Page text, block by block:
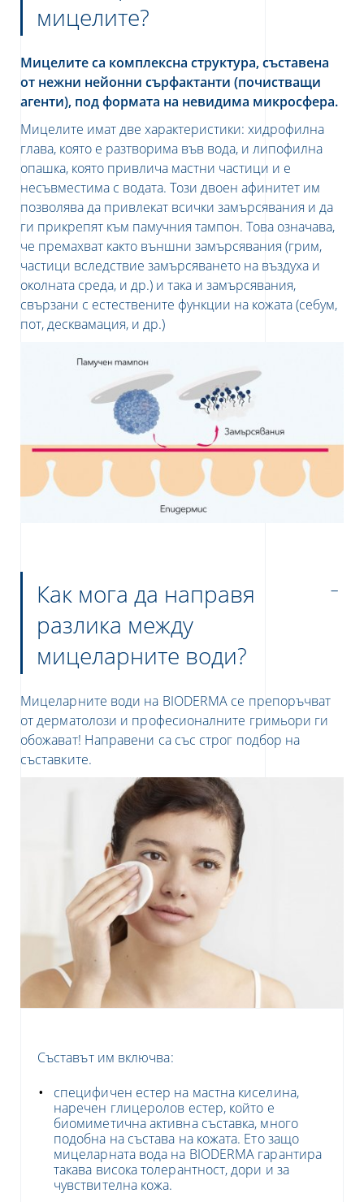
мицелите?
Мицелите са комплексна структура, съставена
от нежни нейонни сърфактанти (почистващи
агенти), под формата на невидима микросфера.
Мицелите имат две характеристики: хидрофилна
глава, която е разтворима във вода, и липофилна
опашка, която привлича мастни частици и е
несъвместима с водата. Този двоен афинитет им
позволява да привлекат всички замърсявания и да
ги прикрепят към памучния тампон. Това означава,
че премахват както външни замърсявания (грим,
частици вследствие замърсяването на въздуха и
околната среда, и др.) и така и замърсявания,
свързани с естествените функции на кожата (себум,
пот, десквамация, и др.)
Как мога да направя
разлика между
мицеларните води?
Мицеларните води на BIODERMA се препоръчват
от дерматолози и професионалните гримьори ги
обожават! Направени са със строг подбор на
съставките.
Съставът им включва:
специфичен естер на мастна киселина,
наречен глицеролов естер, който е
биомиметична активна съставка, много
подобна на състава на кожата. Ето защо
мицеларната вода на BIODERMA гарантира
такава висока толерантност, дори и за
чувствителна кожа.